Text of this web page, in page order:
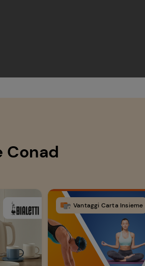
Vantaggi Carta Insieme